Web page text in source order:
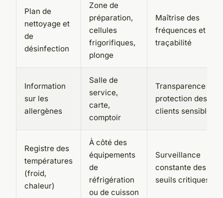
Plan de
nettoyage et
de
désinfection
Zone de
préparation,
cellules
frigorifiques,
plonge
Maîtrise des
fréquences et
traçabilité
Information
sur les
allergènes
Salle de
service,
carte,
comptoir
Transparence et
protection des
clients sensibles
Registre des
températures
(froid,
chaleur)
À côté des
équipements
de
réfrigération
ou de cuisson
Surveillance
constante des
seuils critiques